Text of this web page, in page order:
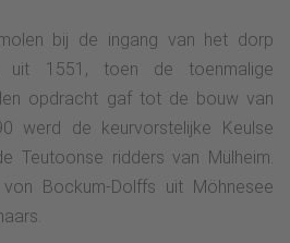
bij de ingang van het dorp
uit 1551, toen de toenmalige
opdracht gaf tot de bouw van
werd de keurvorstelijke Keulse
Teutoonse ridders van Mülheim.
Bockum-Dolffs uit Möhnesee